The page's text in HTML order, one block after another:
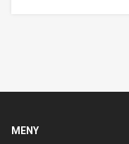
MENY